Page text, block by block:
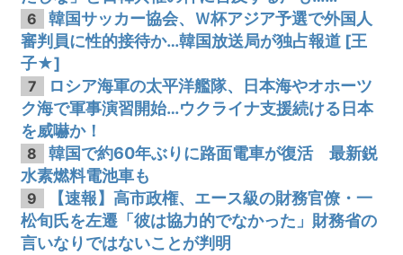
6
韓国サッカー協会、Ｗ杯アジア予選で外国人
審判員に性的接待か…韓国放送局が独占報道 [王
子★]
7
ロシア海軍の太平洋艦隊、日本海やオホーツ
ク海で軍事演習開始…ウクライナ支援続ける日本
を威嚇か！
8
韓国で約60年ぶりに路面電車が復活 最新鋭
水素燃料電池車も
9
【速報】高市政権、エース級の財務官僚・一
松旬氏を左遷「彼は協力的でなかった」財務省の
言いなりではないことが判明